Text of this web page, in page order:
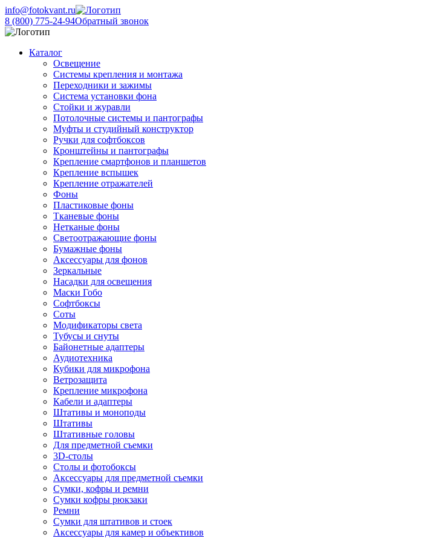
info@fotokvant.ru
8 (800) 775-24-94Обратный звонок
Каталог
Освещение
Системы крепления и монтажа
Переходники и зажимы
Система установки фона
Стойки и журавли
Потолочные системы и пантографы
Муфты и студийный конструктор
Ручки для софтбоксов
Кронштейны и пантографы
Крепление смартфонов и планшетов
Крепление вспышек
Крепление отражателей
Фоны
Пластиковые фоны
Тканевые фоны
Нетканые фоны
Светоотражающие фоны
Бумажные фоны
Аксессуары для фонов
Зеркальные
Насадки для освещения
Маски Гобо
Софтбоксы
Соты
Модификаторы света
Тубусы и снуты
Байонетные адаптеры
Аудиотехника
Кубики для микрофона
Ветрозащита
Крепление микрофона
Кабели и адаптеры
Штативы и моноподы
Штативы
Штативные головы
Для предметной съемки
3D-столы
Столы и фотобоксы
Аксессуары для предметной съемки
Сумки, кофры и ремни
Сумки кофры рюкзаки
Ремни
Сумки для штативов и стоек
Аксессуары для камер и объективов